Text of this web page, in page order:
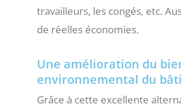
travailleurs, les congés, etc.
de réelles économies.
Une amélioration du
environnemental du
Grâce à cette excellente